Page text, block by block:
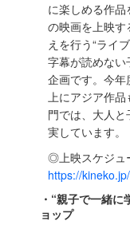
に楽しめる作
の映画を上映
えを⾏う“ライ
字幕が読めな
企画です。今
上にアジア作
⾨では、⼤⼈
実しています。
◎上映スケジュ
https://
・“親⼦で⼀緒
ョップ